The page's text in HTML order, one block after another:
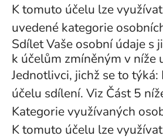
K tomuto účelu lze
uvedené kategorie
Sdílet Vaše osobní údaje s
k účelům zmíněným v níže
Jednotlivci, jichž se to týká:
účelu sdílení. Viz Část 5
Kategorie využívaných
K tomuto účelu lze